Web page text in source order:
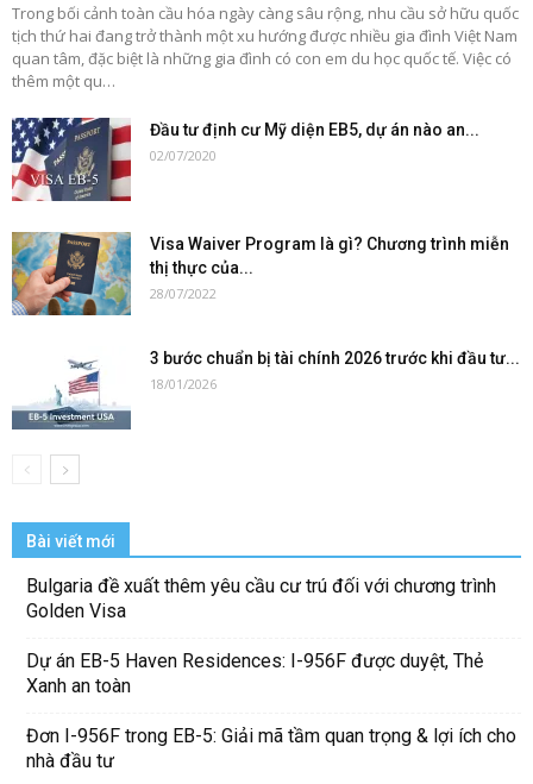
Trong bối cảnh toàn cầu hóa ngày càng sâu rộng, nhu cầu sở hữu quốc
tịch thứ hai đang trở thành một xu hướng được nhiều gia đình Việt Nam
quan tâm, đặc biệt là những gia đình có con em du học quốc tế. Việc có
thêm một qu…
Đầu tư định cư Mỹ diện EB5, dự án nào an...
02/07/2020
Visa Waiver Program là gì? Chương trình miễn
thị thực của...
28/07/2022
3 bước chuẩn bị tài chính 2026 trước khi đầu tư...
18/01/2026
Bài viết mới
Bulgaria đề xuất thêm yêu cầu cư trú đối với chương trình
Golden Visa
Dự án EB-5 Haven Residences: I-956F được duyệt, Thẻ
Xanh an toàn
Đơn I-956F trong EB-5: Giải mã tầm quan trọng & lợi ích cho
nhà đầu tư